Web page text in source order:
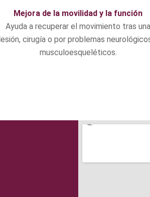
Mejora de la movilidad y la función
Ayuda a recuperar el movimiento tras una
lesión, cirugía o por problemas
musculoesqueléticos.